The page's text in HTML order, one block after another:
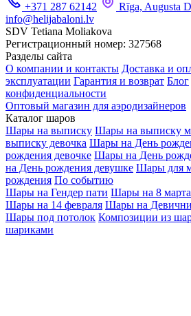
+371 287 62142
Rīga, Augusta
info@helijabaloni.lv
SDV Tetiana Moliakova
Регистрационный номер: 327568
Разделы сайта
О компании и контакты Доставка и
эксплуатации Гарантия и возврат Блог
конфиденциальности
Оптовый магазин для аэродизайнеров
Каталог шаров
Шары на выписку Шары на выписку
выписку девочка Шары на День
рождения девочке Шары на День
на День рождения девушке Шары для
рождения По событию
Шары на Гендер пати Шары на 8 марта
Шары на 14 февраля Шары на
Шары под потолок Композиции из
шариками